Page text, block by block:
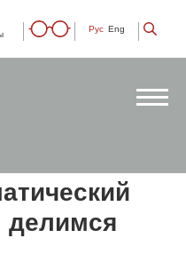
Рус Eng
делимся